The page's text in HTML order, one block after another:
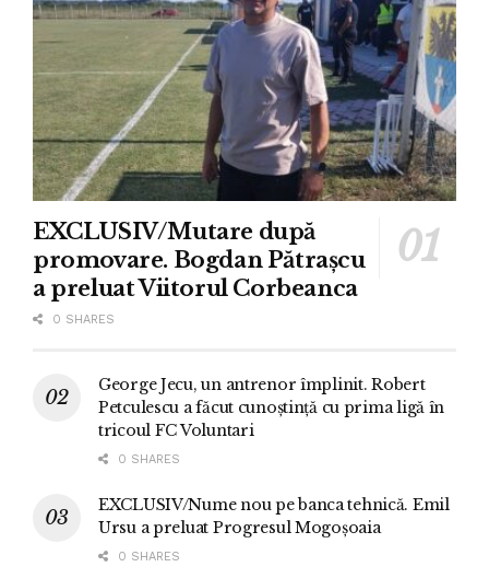
EXCLUSIV/Mutare după
promovare. Bogdan Pătrașcu
a preluat Viitorul Corbeanca
0 SHARES
George Jecu, un antrenor împlinit. Robert
Petculescu a făcut cunoștință cu prima ligă în
tricoul FC Voluntari
0 SHARES
EXCLUSIV/Nume nou pe banca tehnică. Emil
Ursu a preluat Progresul Mogoșoaia
0 SHARES